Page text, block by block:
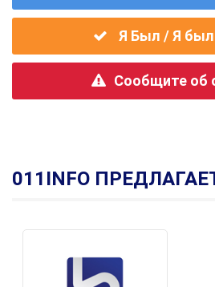
Я Был / Я
Сообщите об
011INFO